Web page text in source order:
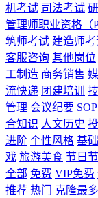
机考试 司法考试
管理师职业资格（
筑师考试 建造师考
客服咨询 其他岗位
工制造 商务销售
流快递 团建培训
管理 会议纪要 SOP
合知识 人文历史
进阶 个性风格 基
戏 旅游美食 节日
全部 免费 VIP免费
推荐 热门 克隆最多